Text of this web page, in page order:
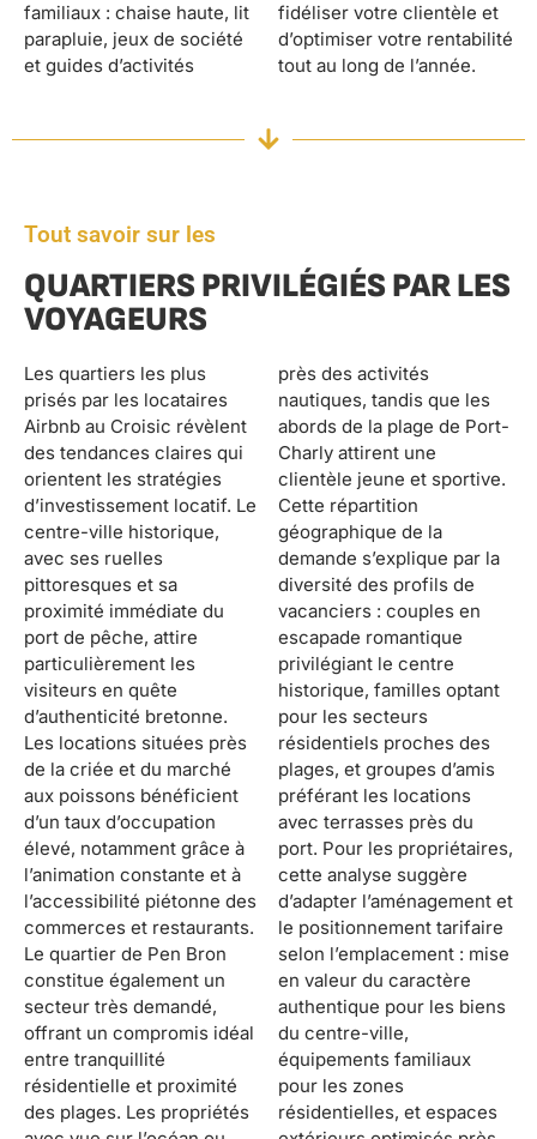
familiaux : chaise haute, lit
parapluie, jeux de société
et guides d’activités
fidéliser votre clientèle et
d’optimiser votre rentabilité
tout au long de l’année.
Tout savoir sur les
QUARTIERS PRIVILÉGIÉS PAR LES
VOYAGEURS
Les quartiers les plus
prisés par les locataires
Airbnb au Croisic révèlent
des tendances claires qui
orientent les stratégies
d’investissement locatif. Le
centre-ville historique,
avec ses ruelles
pittoresques et sa
proximité immédiate du
port de pêche, attire
particulièrement les
visiteurs en quête
d’authenticité bretonne.
Les locations situées près
de la criée et du marché
aux poissons bénéficient
d’un taux d’occupation
élevé, notamment grâce à
l’animation constante et à
l’accessibilité piétonne des
commerces et restaurants.
Le quartier de Pen Bron
constitue également un
secteur très demandé,
offrant un compromis idéal
entre tranquillité
résidentielle et proximité
des plages. Les propriétés
près des activités
nautiques, tandis que les
abords de la plage de Port-
Charly attirent une
clientèle jeune et sportive.
Cette répartition
géographique de la
demande s’explique par la
diversité des profils de
vacanciers : couples en
escapade romantique
privilégiant le centre
historique, familles optant
pour les secteurs
résidentiels proches des
plages, et groupes d’amis
préférant les locations
avec terrasses près du
port. Pour les propriétaires,
cette analyse suggère
d’adapter l’aménagement et
le positionnement tarifaire
selon l’emplacement : mise
en valeur du caractère
authentique pour les biens
du centre-ville,
équipements familiaux
pour les zones
résidentielles, et espaces